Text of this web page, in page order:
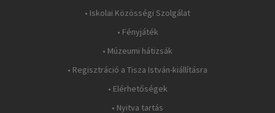
• Iskolai Közösségi Szolgálat
• Fényjáték
• Múzeumi hátizsák
• Regisztráció a Tisza István-kiállításra
• Elérhetőségek
• Nyitva tartás